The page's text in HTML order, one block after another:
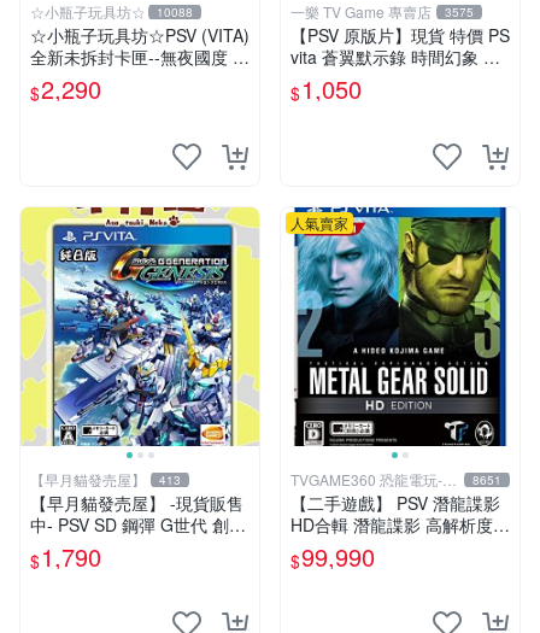
☆小瓶子玩具坊☆ 10088
☆小瓶子玩具坊☆PSV (VITA)
全新未拆封卡匣--無夜國度 珍
藏盒版 / 限定版 (日版)
$2,290
一樂 TV Game 專賣店 3575
【PSV 原版片】現貨 特價 PS
vita 蒼翼默示錄 時間幻象 BB
CP 中文版 支援 VITA TV【一
樂電玩】
$1,050
【早月貓發売屋】 413
【早月貓發売屋】 -現貨販售
中- PSV SD 鋼彈 G世代 創世
純日版 日文版
$1,790
人氣賣家
TVGAME360 恐龍電玩-台
中店
8651
【二手遊戲】 PSV 潛龍諜影
HD合輯 潛龍諜影 高解析度版
(MGS 2+3 HD) 日文版 【台
中恐龍電玩】
$99,990